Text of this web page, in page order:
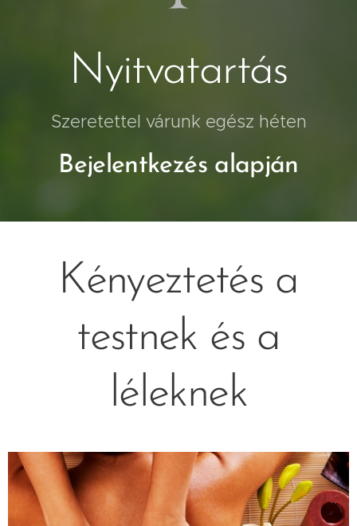
Nyitvatartás
Szeretettel várunk egész héten
Bejelentkezés alapján
Kényeztetés a
testnek és a
léleknek